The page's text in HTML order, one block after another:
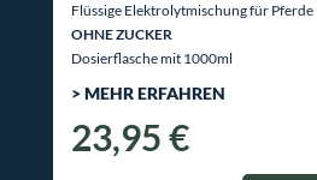
Flüssige Elektrolytmischung für Pferde
OHNE ZUCKER
Dosierflasche mit 1000ml
> MEHR ERFAHREN
23,95 €